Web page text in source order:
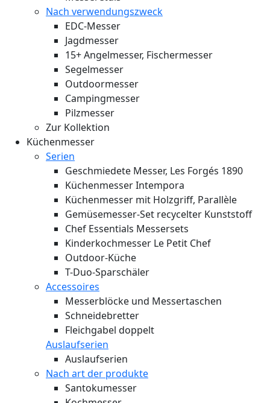
Nach verwendungszweck
EDC-Messer
Jagdmesser
15+ Angelmesser, Fischermesser
Segelmesser
Outdoormesser
Campingmesser
Pilzmesser
Zur Kollektion
Küchenmesser
Serien
Geschmiedete Messer, Les Forgés 1890
Küchenmesser Intempora
Küchenmesser mit Holzgriff, Parallèle
Gemüsemesser-Set recycelter Kunststoff
Chef Essentials Messersets
Kinderkochmesser Le Petit Chef
Outdoor-Küche
T-Duo-Sparschäler
Accessoires
Messerblöcke und Messertaschen
Schneidebretter
Fleichgabel doppelt
Auslaufserien
Auslaufserien
Nach art der produkte
Santokumesser